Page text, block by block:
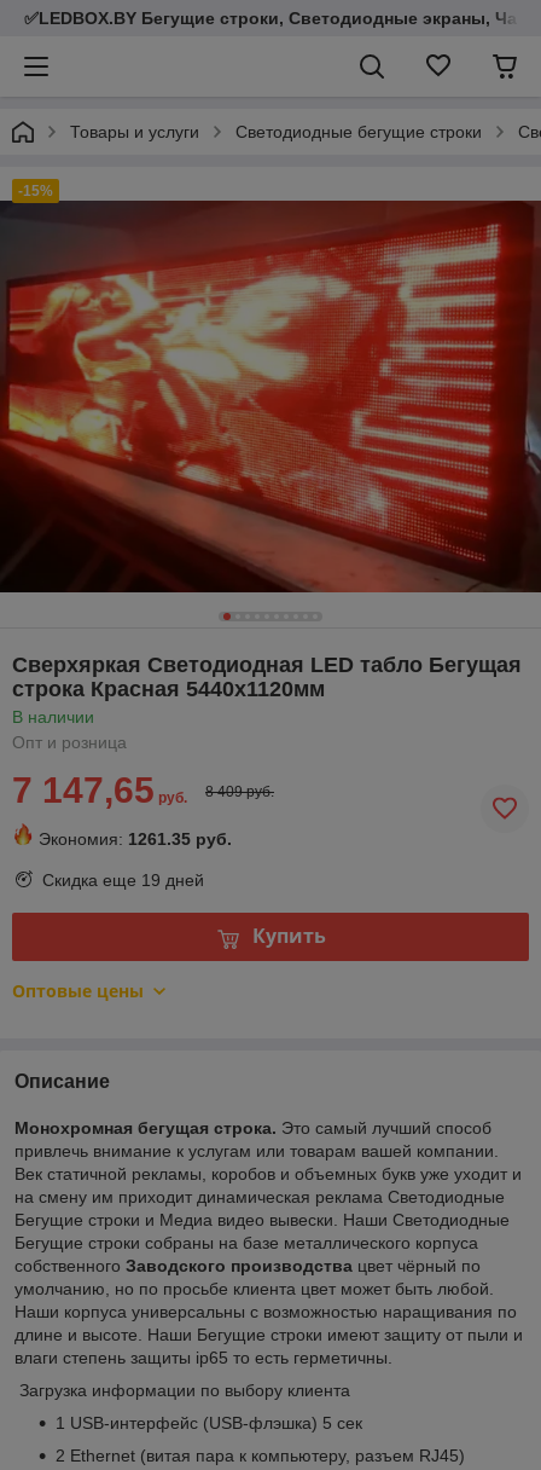
✅LEDBOX.BY Бегущие строки, Светодиодные экраны,
Товары и услуги Светодиодные бегущие строки
-15%
Сверхяркая Светодиодная LED табло Бегущая
строка Красная 5440х1120мм
В наличии
Опт и розница
7 147,65 руб. 8 409 руб.
Экономия: 1261.35 руб.
Скидка еще 19 дней
Купить
Оптовые цены
Описание
Монохромная бегущая строка. Это самый лучший способ
привлечь внимание к услугам или товарам вашей компании.
Век статичной рекламы, коробов и объемных букв уже уходит и
на смену им приходит динамическая реклама Светодиодные
Бегущие строки и Медиа видео вывески. Наши Светодиодные
Бегущие строки собраны на базе металлического корпуса
собственного Заводского производства цвет чёрный по
умолчанию, но по просьбе клиента цвет может быть любой.
Наши корпуса универсальны с возможностью наращивания по
длине и высоте. Наши Бегущие строки имеют защиту от пыли и
влаги степень защиты ip65 то есть герметичны.
Загрузка информации по выбору клиента
1 USB-интерфейс (USB-флэшка) 5 сек
2 Ethernet (витая пара к компьютеру, разъем RJ45)